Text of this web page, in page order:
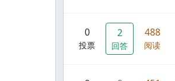
0
投票
2
回答
488
阅读